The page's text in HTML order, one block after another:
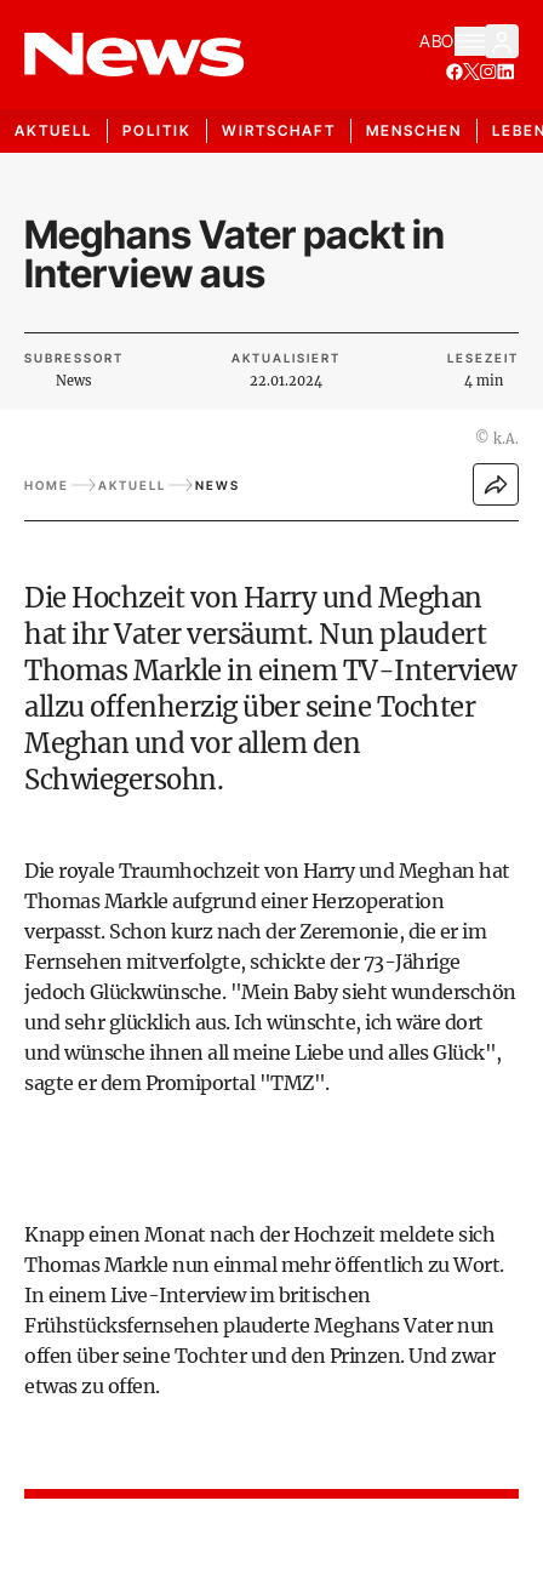
ABO
AKTUELL POLITIK WIRTSCHAFT MENSCHEN
Meghans Vater packt in
Interview aus
SUBRESSORT
News
AKTUALISIERT
22.01.2024
LESEZEIT
4 min
© k.A.
HOME AKTUELL NEWS
Die Hochzeit von Harry und Meghan
hat ihr Vater versäumt. Nun plaudert
Thomas Markle in einem TV-Interview
allzu offenherzig über seine Tochter
Meghanund vor allem den
Schwiegersohn.
Die royale Traumhochzeit von Harry und Meghanhat
Thomas Markle aufgrund einer Herzoperation
verpasst. Schon kurz nach der Zeremonie, die er im
Fernsehen mitverfolgte, schickte der 73-Jährige
jedoch Glückwünsche. "Mein Baby sieht wunderschön
und sehr glücklich aus. Ich wünschte, ich wäre dort
und wünsche ihnen all meine Liebe und alles Glück",
sagte er dem Promiportal "TMZ".
Knapp einen Monat nach der Hochzeit meldete sich
Thomas Markle nun einmal mehr öffentlich zu Wort.
In einem Live-Interview im britischen
Frühstücksfernsehen plauderte Meghans Vater nun
offen über seine Tochter und den Prinzen. Und zwar
etwas zu offen.